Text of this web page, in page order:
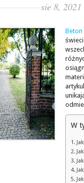
sie 8, 2021
Beton
W